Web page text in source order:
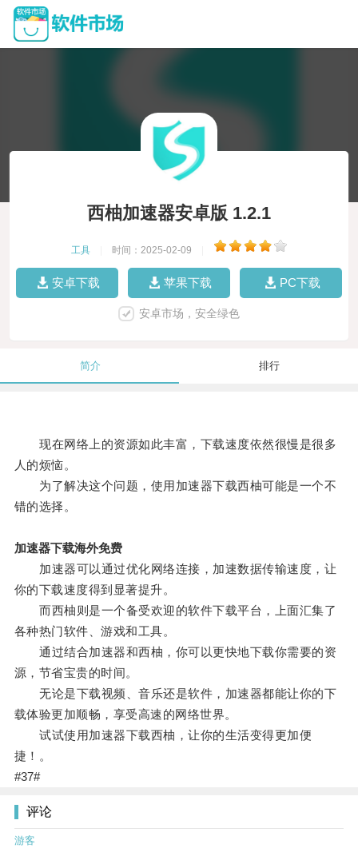
西柚加速器安卓版 1.2.1
工具 时间：2025-02-09
安卓下载 苹果下载 PC下载
安卓市场，安全绿色
简介 排行
现在网络上的资源如此丰富，下载速度依然很慢是很多
人的烦恼。
为了解决这个问题，使用加速器下载西柚可能是一个不
错的选择。
加速器下载海外免费
加速器可以通过优化网络连接，加速数据传输速度，让
你的下载速度得到显著提升。
而西柚则是一个备受欢迎的软件下载平台，上面汇集了
各种热门软件、游戏和工具。
通过结合加速器和西柚，你可以更快地下载你需要的资
源，节省宝贵的时间。
无论是下载视频、音乐还是软件，加速器都能让你的下
载体验更加顺畅，享受高速的网络世界。
试试使用加速器下载西柚，让你的生活变得更加便
捷！。
#37#
评论
游客